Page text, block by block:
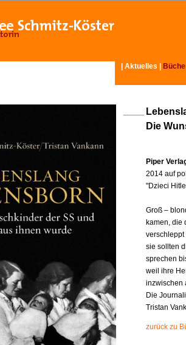
Aktuelles
Die
Piper
2014 auf
"Dzieci
Groß –
kamen, die
sie sollten
sprechen
weil ihre
inzwischen
Die
Tristan
zurück zu